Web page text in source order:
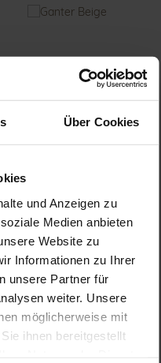
Über Cookies
und Anzeigen zu
Medien anbieten
Website zu
Informationen zu Ihrer
unsere Partner für
weiter. Unsere
möglicherweise mit
ihnen bereitgestellt